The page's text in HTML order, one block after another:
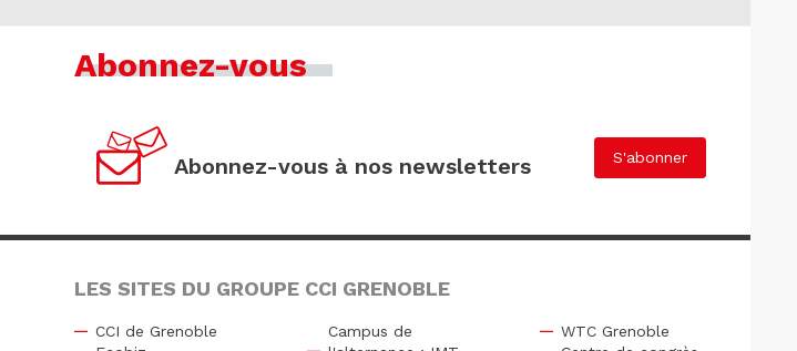
Abonnez-vous
Abonnez-vous à nos newsletters S'abonner
LES SITES DU GROUPE CCI GRENOBLE
CCI de Grenoble
Campus de
WTC Grenoble